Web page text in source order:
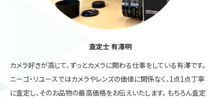
査定士 有澤明
カメラ好きが高じて、ずっとカメラに関わる仕事をしている有澤です。
ニーゴ・リユースではカメラやレンズの価値に関係なく、1点1点丁寧
に査定し、そのお品物の最高価格をお伝えいたします。 もちろん査定